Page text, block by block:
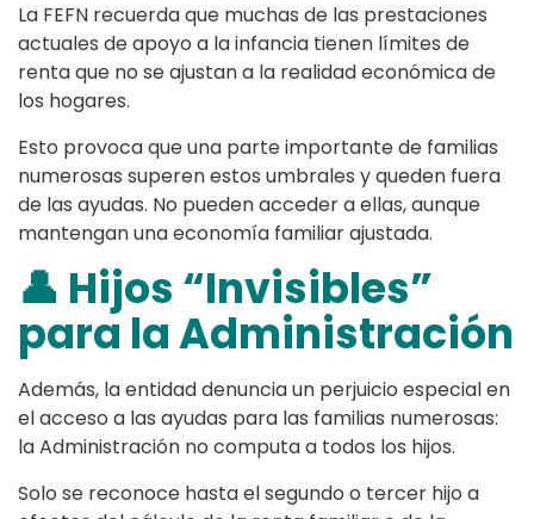
La FEFN recuerda que muchas de las prestaciones
actuales de apoyo a la infancia tienen límites de
renta que no se ajustan a la realidad económica de
los hogares.
Esto provoca que una parte importante de familias
numerosas superen estos umbrales y queden fuera
de las ayudas. No pueden acceder a ellas, aunque
mantengan una economía familiar ajustada.
👤 Hijos “Invisibles”
para la Administración
Además, la entidad denuncia un perjuicio especial en
el acceso a las ayudas para las familias numerosas:
la Administración no computa a todos los hijos.
Solo se reconoce hasta el segundo o tercer hijo a